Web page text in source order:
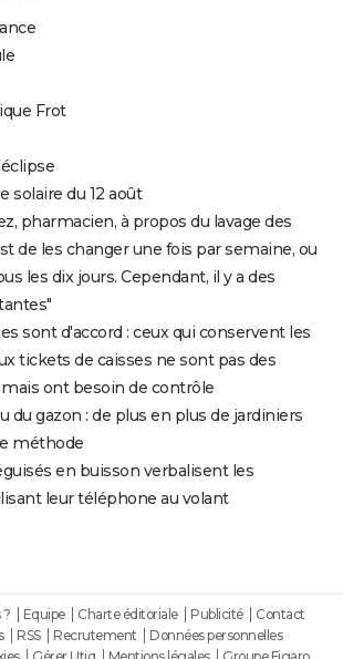
Frot
solaire du 12 août
pharmacien, à propos du lavage des
de les changer une fois par semaine, ou
les dix jours. Cependant, il y a des
sont d'accord : ceux qui conservent les
tickets de caisses ne sont pas des
ont besoin de contrôle
du gazon : de plus en plus de jardiniers
méthode
en buisson verbalisent les
leur téléphone au volant
Equipe Charte éditoriale Publicité
Contact
RSS Recrutement
Données personnelles